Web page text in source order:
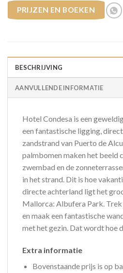
PRIJZEN EN BOEKEN
BESCHRIJVING
AANVULLENDE INFORMATIE
Hotel Condesa is een
een fantastische ligging,
zandstrand van Puerto de
palmbomen maken het beeld
zwembad en de
in het strand. Dit is hoe
directe achterland ligt het
Mallorca: Albufera Park. Trek
en maak een fantastische
met het gezin. Dat wordt hoe
Extra informatie
Bovenstaande prijs is op